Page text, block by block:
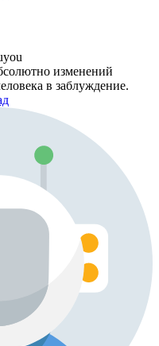
изменений
в заблуждение.